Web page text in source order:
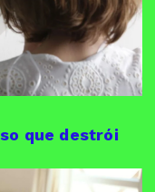
que destrói